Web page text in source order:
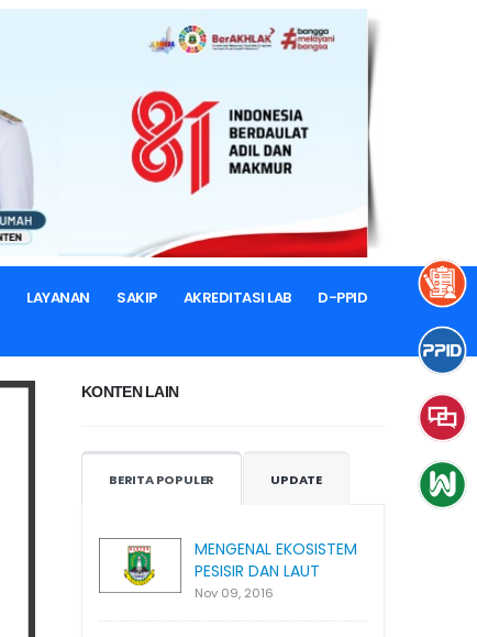
LAYANAN SAKIP AKREDITASI LAB D-PPID
KONTEN LAIN
BERITA POPULER UPDATE
MENGENAL EKOSISTEM
PESISIR DAN LAUT
Nov 09, 2016